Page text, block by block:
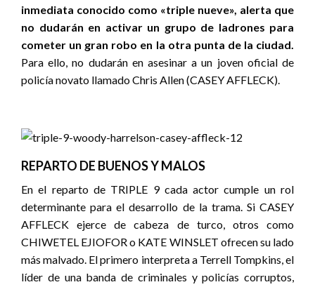
inmediata conocido como «triple nueve», alerta que
no dudarán en activar un grupo de ladrones para
cometer un gran robo en la otra punta de la ciudad.
Para ello, no dudarán en asesinar a un joven oficial de
policía novato llamado Chris Allen (CASEY AFFLECK).
REPARTO DE BUENOS Y MALOS
En el reparto de TRIPLE 9 cada actor cumple un rol
determinante para el desarrollo de la trama. Si CASEY
AFFLECK ejerce de cabeza de turco, otros como
CHIWETEL EJIOFOR o KATE WINSLET ofrecen su lado
más malvado. El primero interpreta a Terrell Tompkins, el
líder de una banda de criminales y policías corruptos,